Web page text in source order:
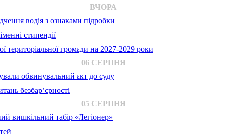
ВЧОРА
водія з ознаками підробки
стипендії
територіальної громади на 2027-2029 роки
06 СЕРПНЯ
обвинувальний акт до суду
безбар’єрності
05 СЕРПНЯ
вишкільний табір «Легіонер»